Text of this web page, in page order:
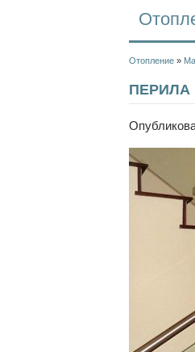
Отопление »
ПЕРИЛА